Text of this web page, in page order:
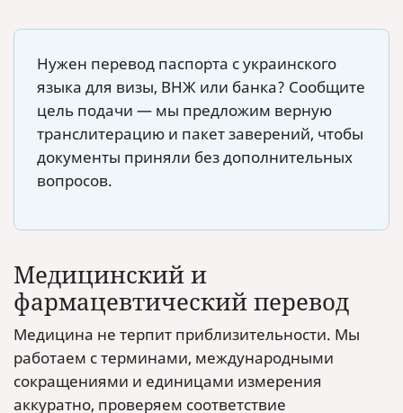
Нужен перевод паспорта с украинского
языка для визы, ВНЖ или банка? Сообщите
цель подачи — мы предложим верную
транслитерацию и пакет заверений, чтобы
документы приняли без дополнительных
вопросов.
Медицинский и
фармацевтический перевод
Медицина не терпит приблизительности. Мы
работаем с терминами, международными
сокращениями и единицами измерения
аккуратно, проверяем соответствие